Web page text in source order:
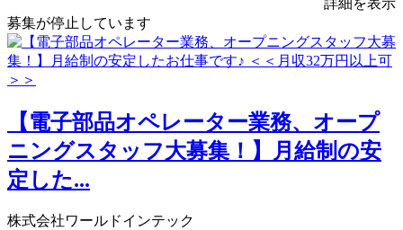
詳細を表示
募集が停止しています
【電子部品オペレーター業務、オープ
ニングスタッフ大募集！】月給制の安
定した...
株式会社ワールドインテック